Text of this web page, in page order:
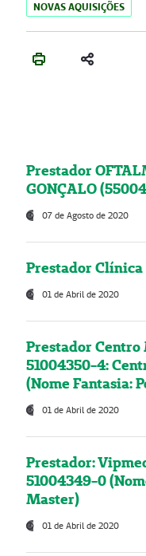
NOVAS AQUISIÇÕES
Prestador
GONÇALO
07 de Agosto de 2020
Prestador
01 de Abril de 2020
Prestador
51004350-4:
(Nome Fantasia:
01 de Abril de 2020
Prestador:
51004349-0
Master)
01 de Abril de 2020